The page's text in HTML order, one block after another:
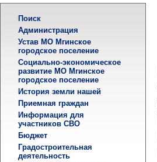
Поиск
Администрация
Устав МО Мгинское
городское поселение
Социально-экономическое
развитие МО Мгинское
городское поселение
История земли нашей
Приемная граждан
Информация для
участников СВО
Бюджет
Градостроительная
деятельность